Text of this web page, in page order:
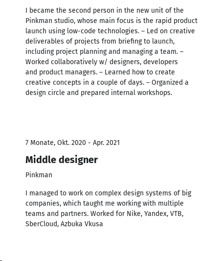
I became the second person in the new unit of the
Pinkman studio, whose main focus is the rapid product
launch using low-code technologies. – Led on creative
deliverables of projects from briefing to launch,
including project planning and managing a team. –
Worked collaboratively w/ designers, developers
and product managers. – Learned how to create
creative concepts in a couple of days. – Organized a
design circle and prepared internal workshops.
7 Monate, Okt. 2020 - Apr. 2021
Middle designer
Pinkman
I managed to work on complex design systems of big
companies, which taught me working with multiple
teams and partners. Worked for Nike, Yandex, VTB,
SberCloud, Azbuka Vkusa